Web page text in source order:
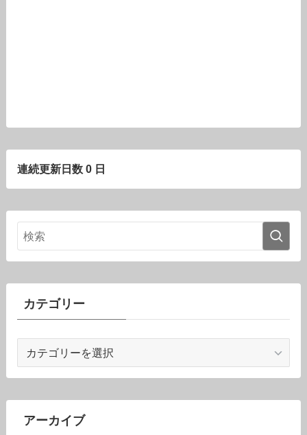
連続更新日数 0 日
カテゴリー
ゴ
リ
ーアーカイブ